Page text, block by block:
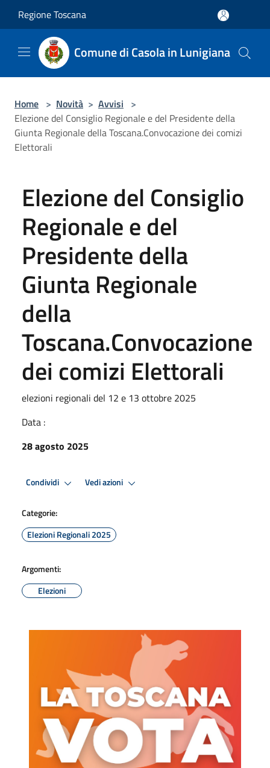
Regione Toscana
Comune di Casola in Lunigiana
Home > Novità > Avvisi >
Elezione del Consiglio Regionale e del Presidente della
Giunta Regionale della Toscana.Convocazione dei comizi
Elettorali
Elezione del Consiglio
Regionale e del
Presidente della
Giunta Regionale
della
Toscana.Convocazione
dei comizi Elettorali
elezioni regionali del 12 e 13 ottobre 2025
Data :
28 agosto 2025
Condividi Vedi azioni
Categorie:
Elezioni Regionali 2025
Argomenti:
Elezioni